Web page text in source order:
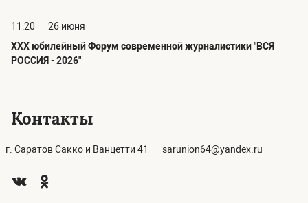
11:20
26 июня
ХХХ юбилейный Форум современной журналистики "ВСЯ
РОССИЯ - 2026"
Контакты
г. Саратов Сакко и Ванцетти 41 sarunion64@yandex.ru